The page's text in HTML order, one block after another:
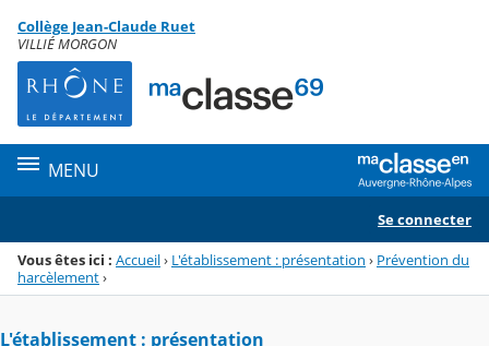
Menu de la rubrique
Contenu
Collège Jean-Claude Ruet
VILLIÉ MORGON
MENU
Se connecter
Vous êtes ici : Accueil› L'établissement : présentation › Prévention du
harcèlement›
L'établissement : présentation